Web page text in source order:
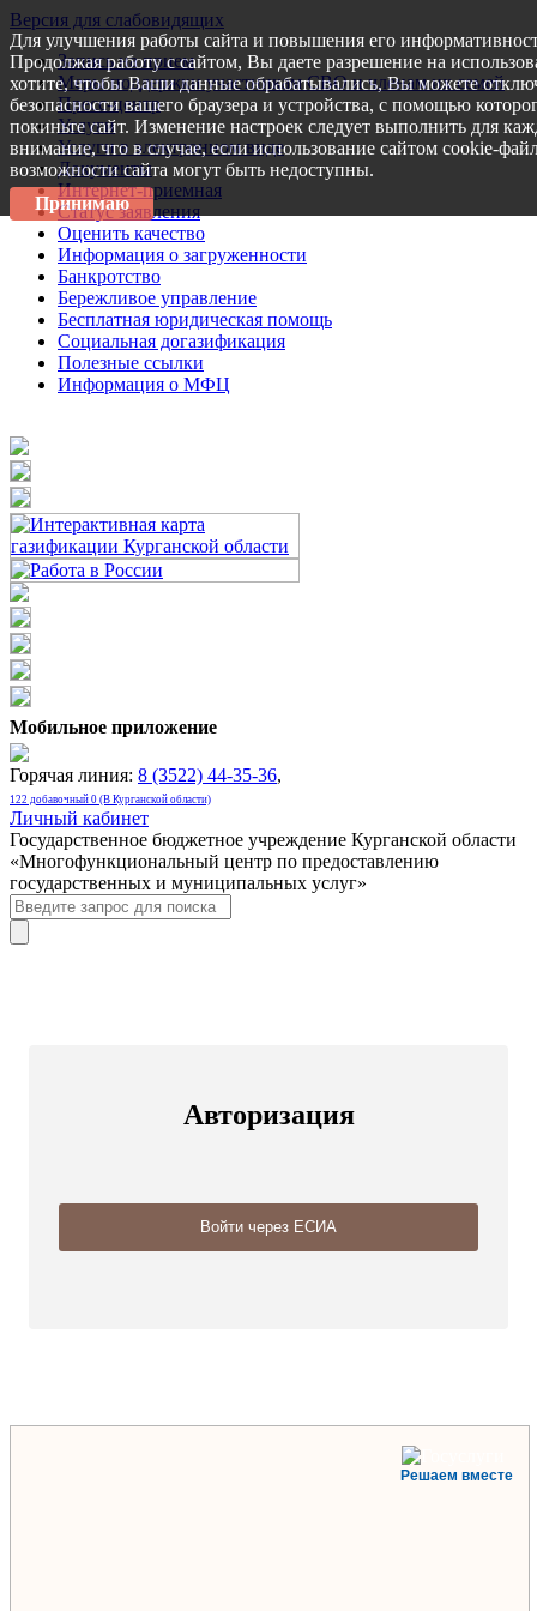
Версия для слабовидящих
Запись на прием
Меры поддержки участникам СВО и членам их семей
Пресс-центр
Услуги
Услуги в электронном виде
Документы
Интернет-приемная
Статус заявления
Оценить качество
Информация о загруженности
Банкротство
Бережливое управление
Бесплатная юридическая помощь
Социальная догазификация
Полезные ссылки
Информация о МФЦ
Мобильное приложение
Горячая линия: 8 (3522) 44-35-36,
122 добавочный 0 (В Курганской области)
Личный кабинет
Государственное бюджетное учреждение Курганской области
«Многофункциональный центр по предоставлению
государственных и муниципальных услуг»
Авторизация
Решаем вместе
Для улучшения работы сайта и повышения его
Продолжая работу с сайтом, Вы даете разрешение на
хотите, чтобы Ваши данные обрабатывались, Вы можете
безопасности вашего браузера и устройства, с помощью
покиньте сайт. Изменение настроек следует выполнить для
внимание, что в случае, если использование сайтом cookie-
возможности сайта могут быть недоступны.
Принимаю